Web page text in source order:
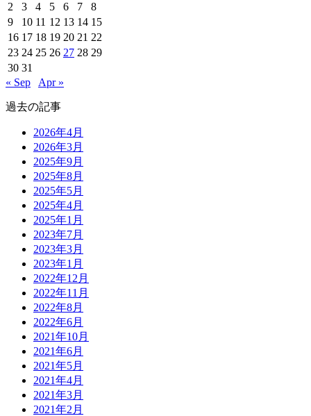
2
3 4 5 6 7
8
9
10 11 12 13 14 15
16 17 18 19 20 21 22
23 24 25 26 27 28 29
30 31
« Sep
Apr »
過去の記事
2026年4月
2026年3月
2025年9月
2025年8月
2025年5月
2025年4月
2025年1月
2023年7月
2023年3月
2023年1月
2022年12月
2022年11月
2022年8月
2022年6月
2021年10月
2021年6月
2021年5月
2021年4月
2021年3月
2021年2月